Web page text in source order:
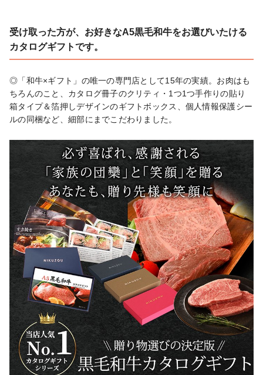
受け取った方が、お好きなA5黒毛和牛をお選びいたける
カタログギフトです。
◎「和牛×ギフト」の唯一の専門店として15年の実績。お肉はも
ちろんのこと、カタログ冊子のクリティ・1つ1つ手作りの貼り
箱タイプ＆箔押しデザインのギフトボックス、個人情報保護シー
ルの同梱など、細部にまでこだわりました。